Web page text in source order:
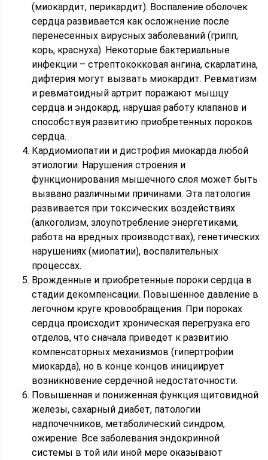
(миокардит, перикардит). Воспаление оболочек
сердца развивается как осложнение после
перенесенных вирусных заболеваний (грипп,
корь, краснуха). Некоторые бактериальные
инфекции – стрептококковая ангина, скарлатина,
дифтерия могут вызвать миокардит. Ревматизм
и ревматоидный артрит поражают мышцу
сердца и эндокард, нарушая работу клапанов и
способствуя развитию приобретенных пороков
сердца.
Кардиомиопатии и дистрофия миокарда любой
этиологии. Нарушения строения и
функционирования мышечного слоя может быть
вызвано различными причинами. Эта патология
развивается при токсических воздействиях
(алкоголизм, злоупотребление энергетиками,
работа на вредных производствах), генетических
нарушениях (миопатии), воспалительных
процессах.
Врожденные и приобретенные пороки сердца в
стадии декомпенсации. Повышенное давление в
легочном круге кровообращения. При пороках
сердца происходит хроническая перегрузка его
отделов, что сначала приведет к развитию
компенсаторных механизмов (гипертрофии
миокарда), но в конце концов инициирует
возникновение сердечной недостаточности.
Повышенная и пониженная функция щитовидной
железы, сахарный диабет, патологии
надпочечников, метаболический синдром,
ожирение. Все заболевания эндокринной
системы в той или иной мере оказывают